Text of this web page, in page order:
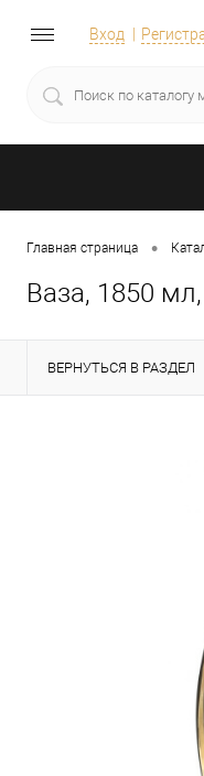
Вход
Главная страница •
Ваза, 1850
ВЕРНУТЬСЯ В РАЗДЕЛ